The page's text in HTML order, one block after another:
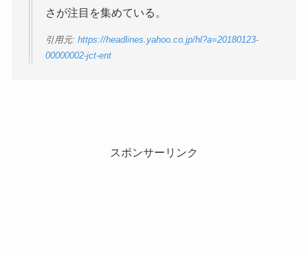
さが注目を集めている。
引用元: https://headlines.yahoo.co.jp/hl?a=20180123-
00000002-jct-ent
スポンサーリンク